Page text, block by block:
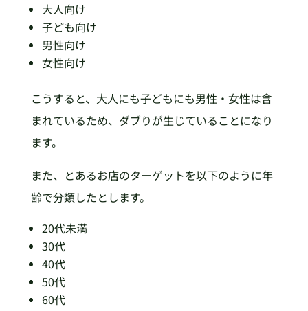
大人向け
子ども向け
男性向け
女性向け
こうすると、大人にも子どもにも男性・女性は含
まれているため、ダブりが生じていることになり
ます。
また、とあるお店のターゲットを以下のように年
齢で分類したとします。
20代未満
30代
40代
50代
60代